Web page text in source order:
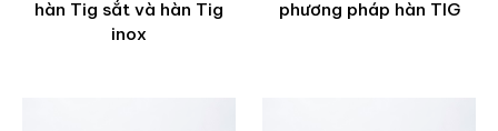
hàn Tig sắt và hàn Tig
inox
phương pháp hàn TIG